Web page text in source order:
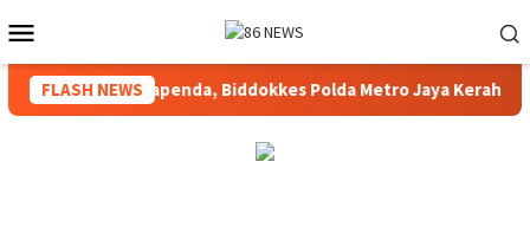
ke
kontenMobile
FLASH NEWS
Gedung Bapenda, Biddokkes Polda Metro Jaya Kerahkan Tim